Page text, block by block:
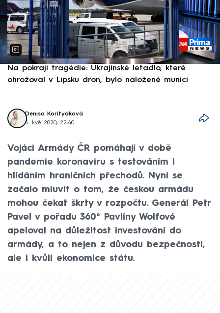
Na pokraji tragédie: Ukrajinské letadlo, které
ohrožoval v Lipsku dron, bylo naložené municí
Denisa Korityáková
4. kvě 2020, 22:40
Vojáci Armády ČR pomáhají v době
pandemie koronaviru s testováním i
hlídáním hraničních přechodů. Nyní se
začalo mluvit o tom, že českou armádu
mohou čekat škrty v rozpočtu. Generál Petr
Pavel v pořadu 360° Pavlíny Wolfové
apeloval na důležitost investování do
armády, a to nejen z důvodu bezpečnosti,
ale i kvůli ekonomice státu.